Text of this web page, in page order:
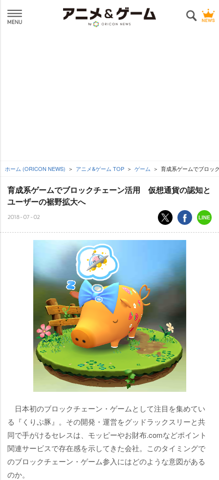
ホーム (ORICON NEWS) アニメ&ゲーム TOP ゲーム 育成系ゲームでブロッ
育成系ゲームでブロックチェーン活用 仮想通貨の認知と
ユーザーの裾野拡大へ
2018-07-02
日本初のブロックチェーン・ゲームとして注目を集めてい
る『くりぷ豚』。その開発・運営をグッドラックスリーと共
同で手がけるセレスは、モッピーやお財布.comなどポイント
関連サービスで存在感を示してきた会社。このタイミングで
のブロックチェーン・ゲーム参入にはどのような意図がある
のか。